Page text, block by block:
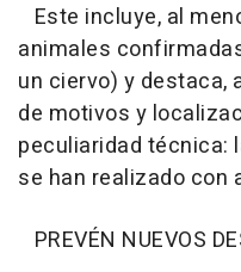
Este incluye, al
animales
un ciervo) y destaca,
de motivos y
peculiaridad técnica:
se han realizado con
PREVÉN NUEVOS